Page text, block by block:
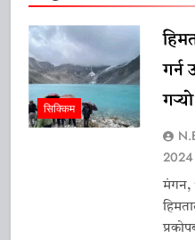
समीक्षा
13 April
गैर-
नीति
9 April
12
सिक्किम
गर्न
2024
मंगन,